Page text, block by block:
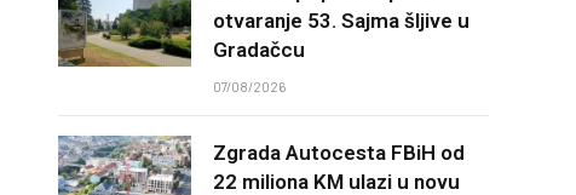
otvaranje 53. Sajma šljive u
Gradačcu
07/08/2026
Zgrada Autocesta FBiH od
22 miliona KM ulazi u novu